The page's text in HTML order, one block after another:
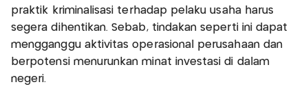
praktik kriminalisasi terhadap pelaku usaha harus
segera dihentikan. Sebab, tindakan seperti ini dapat
mengganggu aktivitas operasional perusahaan dan
berpotensi menurunkan minat investasi di dalam
negeri.